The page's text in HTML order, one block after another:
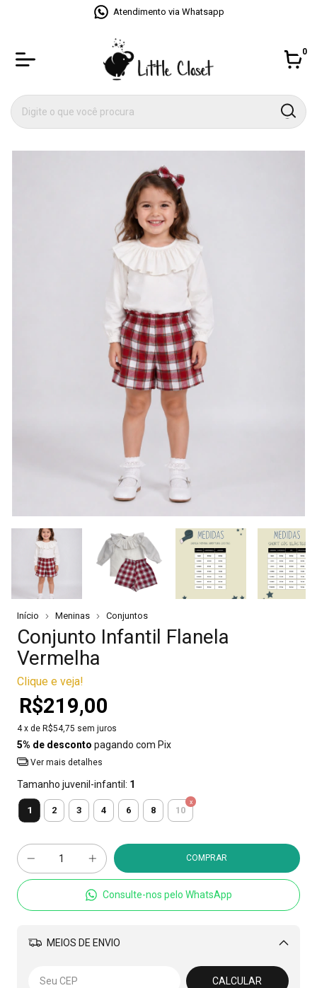
Atendimento via Whatsapp
0
Início Meninas Conjuntos
Conjunto Infantil Flanela
Vermelha
Clique e veja!
R$219,00
4 x de R$54,75 sem juros
5% de desconto pagando com Pix
Ver mais detalhes
Tamanho juvenil-infantil: 1
1 2 3 4 6 8 10
Consulte-nos pelo WhatsApp
MEIOS DE ENVIO
Alterar CEP
CALCULAR